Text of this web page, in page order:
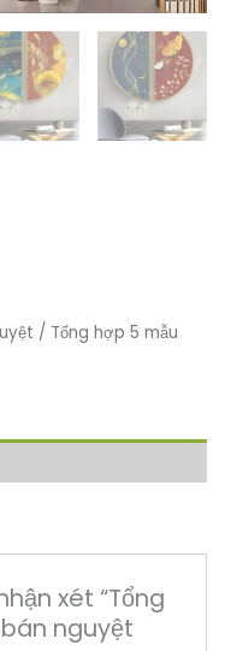
/ Tổng hợp 5 mẫu
xét “Tổng
nguyệt